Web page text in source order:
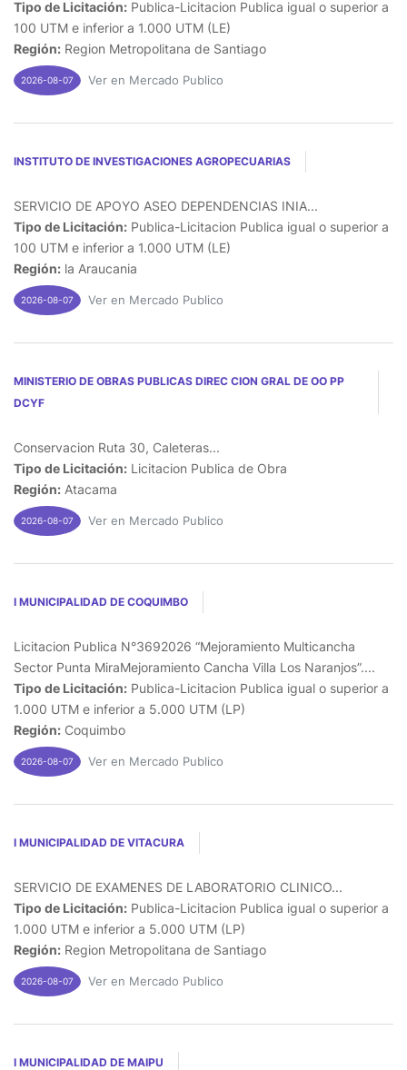
Tipo de Licitación: Publica-Licitacion Publica igual o superior a
100 UTM e inferior a 1.000 UTM (LE)
Región: Region Metropolitana de Santiago
2026-08-07 Ver en Mercado Publico
INSTITUTO DE INVESTIGACIONES AGROPECUARIAS
SERVICIO DE APOYO ASEO DEPENDENCIAS INIA...
Tipo de Licitación: Publica-Licitacion Publica igual o superior a
100 UTM e inferior a 1.000 UTM (LE)
Región: la Araucania
2026-08-07 Ver en Mercado Publico
MINISTERIO DE OBRAS PUBLICAS DIREC CION GRAL DE OO PP
DCYF
Conservacion Ruta 30, Caleteras...
Tipo de Licitación: Licitacion Publica de Obra
Región: Atacama
2026-08-07 Ver en Mercado Publico
I MUNICIPALIDAD DE COQUIMBO
Licitacion Publica N°3692026 “Mejoramiento Multicancha
Sector Punta MiraMejoramiento Cancha Villa Los Naranjos”....
Tipo de Licitación: Publica-Licitacion Publica igual o superior a
1.000 UTM e inferior a 5.000 UTM (LP)
Región: Coquimbo
2026-08-07 Ver en Mercado Publico
I MUNICIPALIDAD DE VITACURA
SERVICIO DE EXAMENES DE LABORATORIO CLINICO...
Tipo de Licitación: Publica-Licitacion Publica igual o superior a
1.000 UTM e inferior a 5.000 UTM (LP)
Región: Region Metropolitana de Santiago
2026-08-07 Ver en Mercado Publico
I MUNICIPALIDAD DE MAIPU